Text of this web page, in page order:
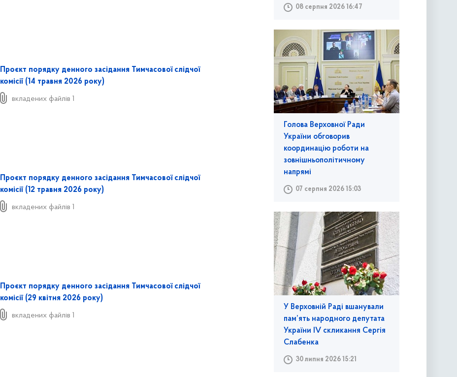
Проєкт порядку денного засідання Тимчасової слідчої
комісії (14 травня 2026 року)
вкладених файлів 1
Проєкт порядку денного засідання Тимчасової слідчої
комісії (12 травня 2026 року)
вкладених файлів 1
Проєкт порядку денного засідання Тимчасової слідчої
комісії (29 квітня 2026 року)
вкладених файлів 1
08 серпня 2026 16:47
Голова Верховної Ради
України обговорив
координацію роботи на
зовнішньополітичному
напрямі
07 серпня 2026 15:03
У Верховній Раді вшанували
пам’ять народного депутата
України IV скликання Сергія
Слабенка
30 липня 2026 15:21